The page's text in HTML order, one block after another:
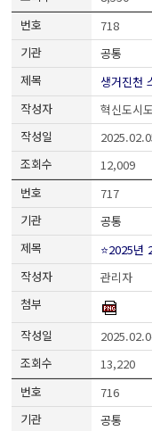
718
공통
생거진천
혁신도시
12,009
717
공통
⭐2025년
관리자
13,220
716
공통